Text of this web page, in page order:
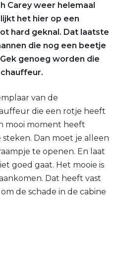
Carey weer helemaal
het hier op een
hard geknal. Dat laatste
die nog een beetje
genoeg worden die
van de
die een rotje heeft
mooi moment heeft
Dan moet je alleen
te openen. En laat
goed gaat. Het mooie is
Dat heeft vast
de schade in de cabine